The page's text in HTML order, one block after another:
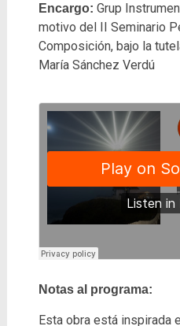
Encargo: Grup
motivo del II Seminario
Composición, bajo la
María Sánchez Verdú
Notas al programa:
Esta obra está inspirada